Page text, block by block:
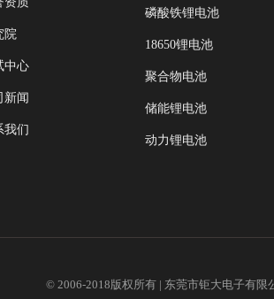
院
中心
新闻
我们
磷酸铁锂电池
18650锂电池
聚合物电池
储能锂电池
动力锂电池
© 2006-2018版权所有 | 东莞市钜大电子有